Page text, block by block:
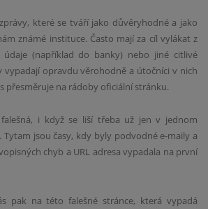
které se tváří jako důvěryhodné a jako
známé instituce. Často mají za cíl vylákat z
údaje (například do banky) nebo jiné citlivé
vypadají opravdu věrohodně a útočníci v nich
přesměruje na rádoby oficiální stránku.
i když se liší třeba už jen v jednom
Tytam jsou časy, kdy byly podvodné e-maily a
chyb a URL adresa vypadala na první
pak na této falešné stránce, která vypadá